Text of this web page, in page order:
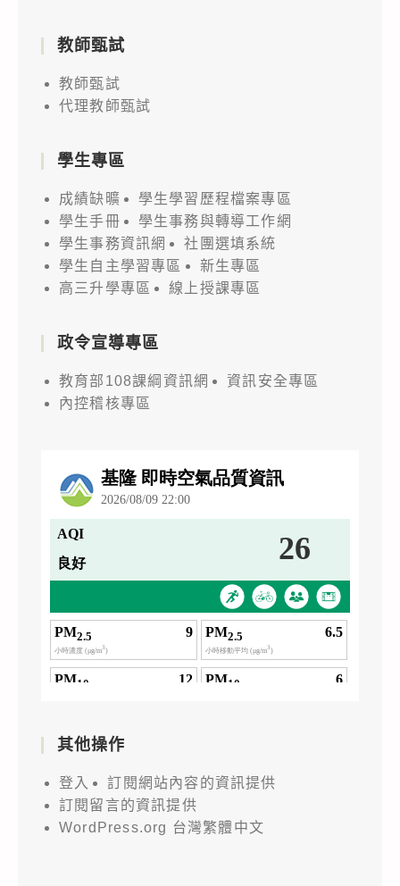
教師甄試
教師甄試
代理教師甄試
學生專區
成績缺曠
學生學習歷程檔案專區
學生手冊
學生事務與轉導工作網
學生事務資訊網
社團選填系統
學生自主學習專區
新生專區
高三升學專區
線上授課專區
政令宣導專區
教育部108課綱資訊網
資訊安全專區
內控稽核專區
其他操作
登入
訂閱網站內容的資訊提供
訂閱留言的資訊提供
WordPress.org 台灣繁體中文